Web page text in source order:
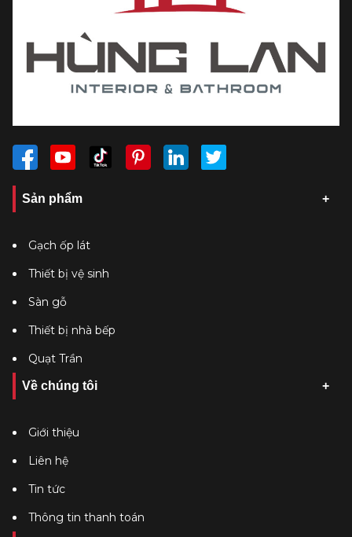
Sản phẩm
Gạch ốp lát
Thiết bị vệ sinh
Sàn gỗ
Thiết bị nhà bếp
Quạt Trần
Về chúng tôi
Giới thiệu
Liên hệ
Tin tức
Thông tin thanh toán